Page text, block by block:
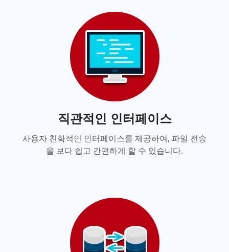
직관적인 인터페이스
사용자 친화적인 인터페이스를 제공하여, 파일 전송
을 보다 쉽고 간편하게 할 수 있습니다.